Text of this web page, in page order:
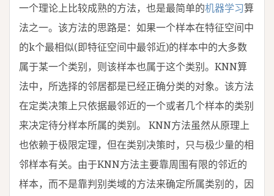
一个理论上比较成熟的方法，也是最简单的机器学习算
法之一。该方法的思路是：如果一个样本在特征空间中
的k个最相似(即特征空间中最邻近)的样本中的大多数
属于某一个类别，则该样本也属于这个类别。KNN算
法中，所选择的邻居都是已经正确分类的对象。该方法
在定类决策上只依据最邻近的一个或者几个样本的类别
来决定待分样本所属的类别。 KNN方法虽然从原理上
也依赖于极限定理，但在类别决策时，只与极少量的相
邻样本有关。由于KNN方法主要靠周围有限的邻近的
样本，而不是靠判别类域的方法来确定所属类别的，因